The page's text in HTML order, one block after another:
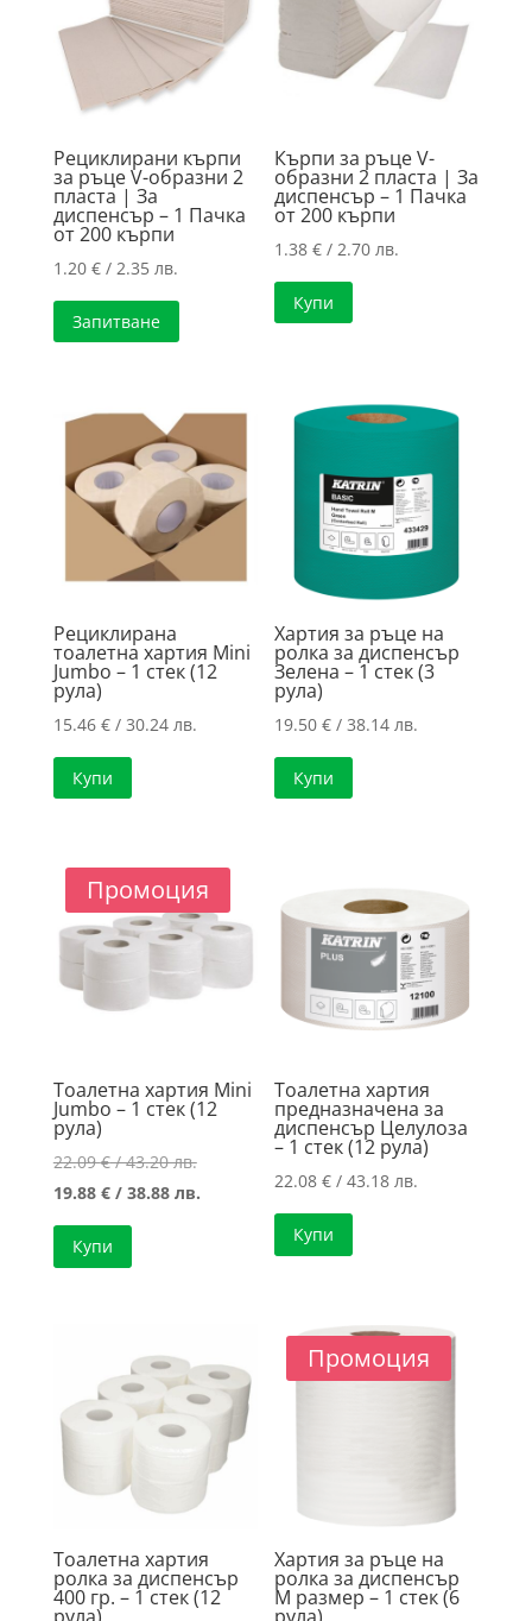
high
Рециклирани кърпи
за ръце V-образни 2
пласта | За
диспенсър – 1 Пачка
от 200 кърпи
1.20 €/ 2.35 лв.
Запитване
Кърпи за ръце V-
образни 2 пласта | За
диспенсър – 1 Пачка
от 200 кърпи
1.38€ / 2.70 лв.
Купи
Рециклирана
тоалетна хартия Mini
Jumbo – 1 стек (12
рула)
15.46 €/ 30.24 лв.
Купи
Хартия за ръце на
ролка за диспенсър
Зелена – 1 стек (3
рула)
19.50€ / 38.14 лв.
Купи
Промоция
Тоалетна хартия Mini
Jumbo – 1 стек (12
рула)
22.09€/ 43.20 лв.Original
price
19.88 €/ 38.88 лв.Текущата
Купи
Тоалетна хартия
предназначена за
диспенсър Целулоза
– 1 стек (12 рула)
22.08€ / 43.18 лв.
Купи
Тоалетна хартия
ролка за диспенсър
400 гр. – 1 стек (12
рула)
Промоция
Хартия за ръце на
ролка за диспенсър
М размер – 1 стек (6
рула)